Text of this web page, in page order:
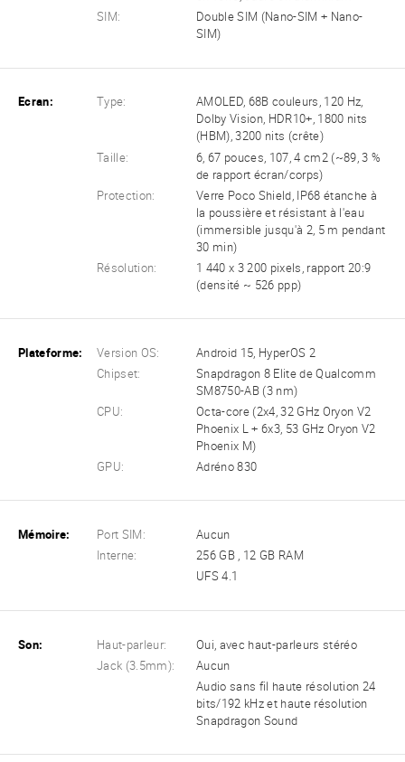
SIM:
Double SIM (Nano-SIM + Nano-
SIM)
Ecran: Type:
AMOLED, 68B couleurs, 120 Hz,
Dolby Vision, HDR10+, 1800 nits
(HBM), 3200 nits (crête)
Taille:
6, 67 pouces, 107, 4 cm2 (~89, 3 %
de rapport écran/corps)
Protection:
Verre Poco Shield, IP68 étanche à
la poussière et résistant à l'eau
(immersible jusqu'à 2, 5 m pendant
30 min)
Résolution:
1 440 x 3 200 pixels, rapport 20:9
(densité ~ 526 ppp)
Plateforme: Version OS:
Android 15, HyperOS 2
Chipset:
Snapdragon 8 Elite de Qualcomm
SM8750-AB (3 nm)
CPU:
Octa-core (2x4, 32 GHz Oryon V2
Phoenix L + 6x3, 53 GHz Oryon V2
Phoenix M)
GPU:
Adréno 830
Mémoire: Port SIM:
Aucun
Interne:
256 GB , 12 GB RAM
UFS 4.1
Son: Haut-parleur:
Oui, avec haut-parleurs stéréo
Jack (3.5mm):
Aucun
Audio sans fil haute résolution 24
bits/192 kHz et haute résolution
Snapdragon Sound